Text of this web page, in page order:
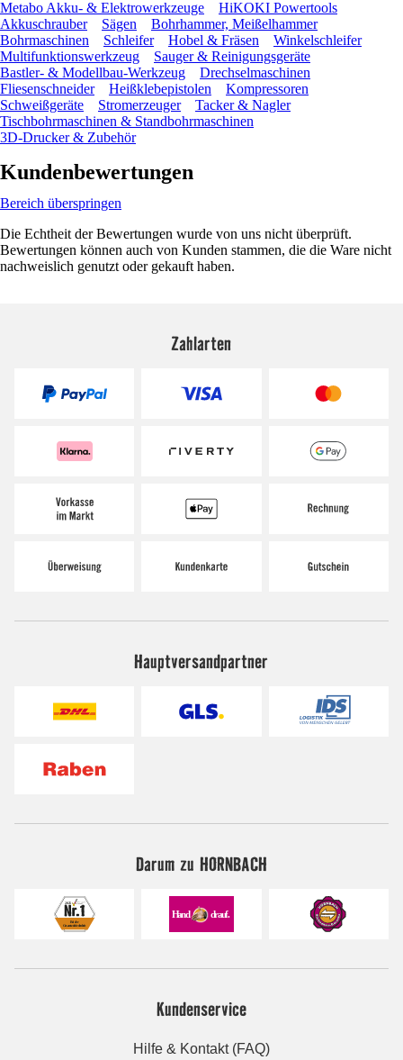
Metabo Akku- & Elektrowerkzeuge
HiKOKI Powertools
Akkuschrauber
Sägen
Bohrhammer, Meißelhammer
Bohrmaschinen
Schleifer Hobel & Fräsen
Winkelschleifer
Multifunktionswerkzeug
Sauger & Reinigungsgeräte
Bastler- & Modellbau-Werkzeug
Drechselmaschinen
Fliesenschneider
Heißklebepistolen
Kompressoren
Schweißgeräte
Stromerzeuger
Tacker & Nagler
Tischbohrmaschinen & Standbohrmaschinen
3D-Drucker & Zubehör
Kundenbewertungen
Bereich überspringen
Die Echtheit der Bewertungen wurde von uns nicht überprüft.
Bewertungen können auch von Kunden stammen, die die Ware nicht
nachweislich genutzt oder gekauft haben.
Zahlarten
Hauptversandpartner
Darum zu HORNBACH
Kundenservice
Hilfe & Kontakt (FAQ)